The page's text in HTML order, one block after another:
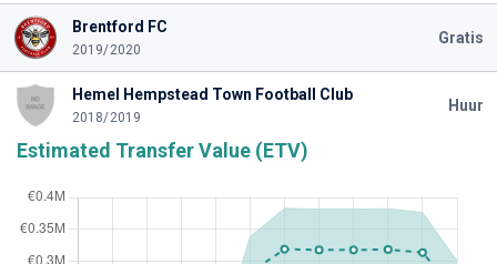
Brentford FC
2019/2020
Gratis
Hemel Hempstead Town Football Club
2018/2019
Huur
Estimated Transfer Value (ETV)